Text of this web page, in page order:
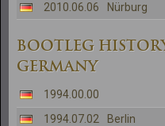
2010.06.06
Nürburg
BOOTLEG
GERMANY
1994.00.00
1994.07.02
Berlin